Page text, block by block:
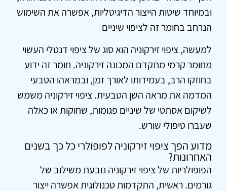
ובמיוחד שיטות הייצור הדיגיטליות, אפשרה את השימוש
הנרחב בחומר זה לציפוי שיניים
למעשה, ציפוי זירקוניה הוא סוג של ציפוי דנטלי העשוי
מחומר קרמי מתקדם המכונה זירקוניה. חומר זה ידוע
בחוזקו הרב, בעמידותו לאורך זמן, ובמראהו הטבעי
המדמה את מראה השן הטבעית. ציפוי זירקוניה משמש
לשיקום אסתטי של שיניים פגומות, שחוקות או כאלה
שעברו טיפולי שורש.
מדוע הפך ציפוי זירקוניה לפופולרי כל כך בשנים
האחרונות?
הפופולריות של ציפוי זירקוניה נובעת משילוב של
גורמים. ראשית, התקדמות טכנולוגית אפשרה ייצור